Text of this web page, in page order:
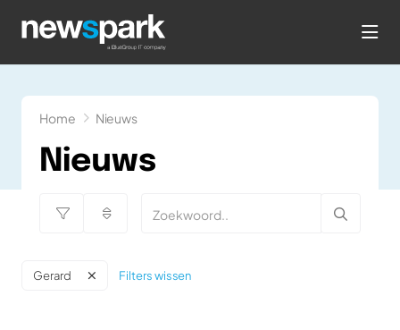
Home Nieuws
Nieuws
Gerard Filters wissen